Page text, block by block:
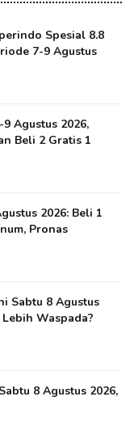
Spesial 8.8
7-9 Agustus
Agustus 2026,
Beli 2 Gratis 1
2026: Beli 1
Pronas
Sabtu 8 Agustus
Waspada?
8 Agustus 2026,